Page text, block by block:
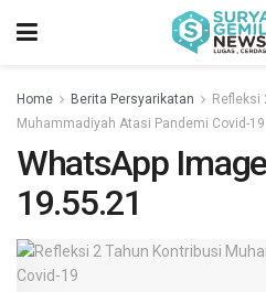
Home Berita Persyarikatan
Refleksi
Muhammadiyah Atasi Pandemi Covid-19
WhatsApp
19.55.21